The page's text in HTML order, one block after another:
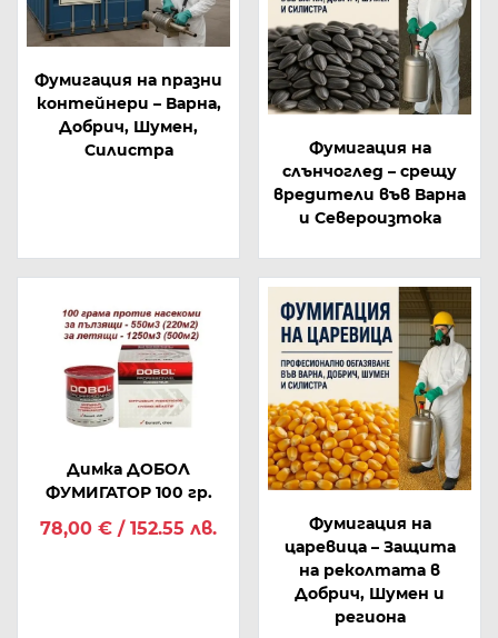
Фумигация на празни
контейнери – Варна,
Добрич, Шумен,
Силистра
Фумигация на
слънчоглед – срещу
вредители във Варна
и Североизтока
Димка ДОБОЛ
ФУМИГАТОР 100 гр.
78,00 € / 152.55 лв.
Фумигация на
царевица – Защита
на реколтата в
Добрич, Шумен и
региона